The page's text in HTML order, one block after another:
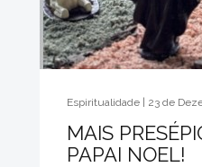
Espiritualidade | 23 de
MAIS
PAPAI NOEL!